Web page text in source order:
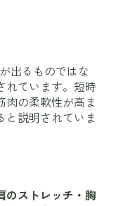
出るものではな
れています。短時
肉の柔軟性が高ま
と説明されていま
のストレッチ・胸